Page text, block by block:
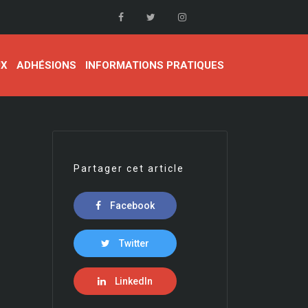
ADHÉSIONS INFORMATIONS PRATIQUES
Partager cet article
Facebook
Twitter
LinkedIn